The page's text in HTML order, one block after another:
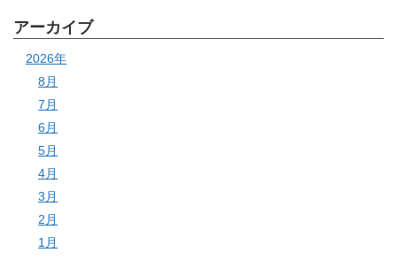
アーカイブ
2026年
8月
7月
6月
5月
4月
3月
2月
1月